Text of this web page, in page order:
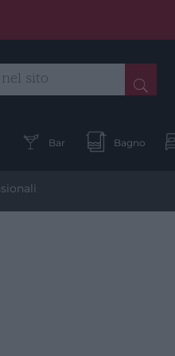
Bar Bagno